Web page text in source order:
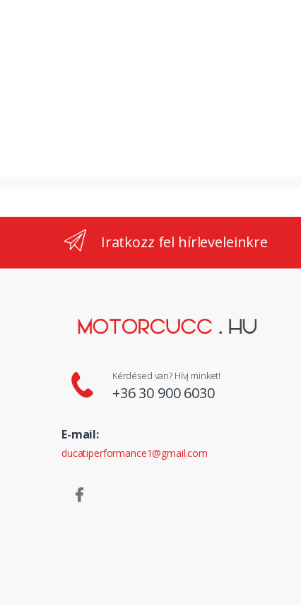
Iratkozz fel hírleveleinkre
Kérdésed van? Hívj minket!
+36 30 900 6030
E-mail:
ducatiperformance1@gmail.com